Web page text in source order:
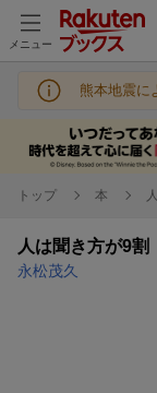
メニュー
熊本地震に
トップ 本
人は聞き方が9割
永松茂久